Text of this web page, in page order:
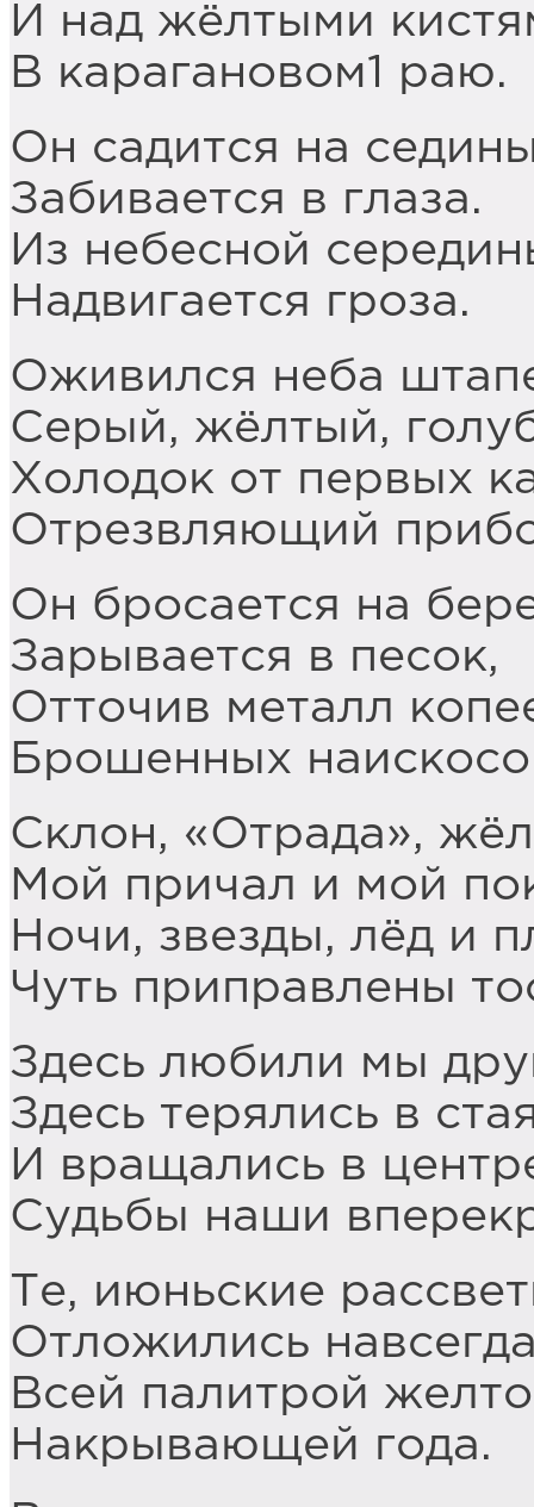
И над жёлтыми
В карагановом1 раю.
Он садится на
Забивается в глаза.
Из небесной
Надвигается гроза.
Оживился неба
Серый, жёлтый,
Холодок от первых
Отрезвляющий
Он бросается на
Зарывается в песок,
Отточив металл
Брошенных
Склон, «Отрада»,
Мой причал и мой
Ночи, звезды, лёд и
Чуть приправлены
Здесь любили мы
Здесь терялись в
И вращались в
Судьбы наши
Те, июньские
Отложились
Всей палитрой
Накрывающей года.